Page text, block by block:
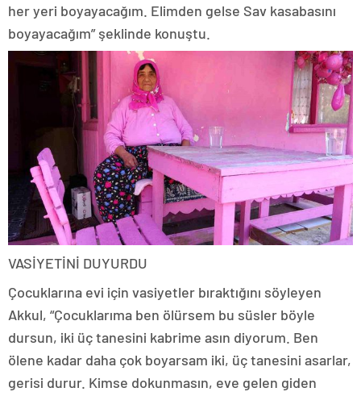
her yeri boyayacağım. Elimden gelse Sav kasabasını
boyayacağım” şeklinde konuştu.
VASİYETİNİ DUYURDU
Çocuklarına evi için vasiyetler bıraktığını söyleyen
Akkul, “Çocuklarıma ben ölürsem bu süsler böyle
dursun, iki üç tanesini kabrime asın diyorum. Ben
ölene kadar daha çok boyarsam iki, üç tanesini asarlar,
gerisi durur. Kimse dokunmasın, eve gelen giden